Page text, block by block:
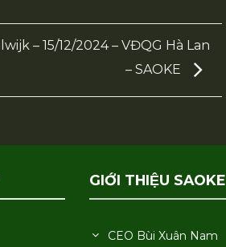
– 15/12/2024 – VĐQG Hà Lan
– SAOKE
GIỚI THIỆU SAOKE
CEO Bùi Xuân Nam